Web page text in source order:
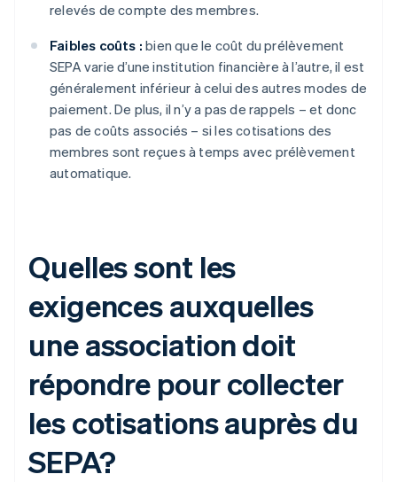
relevés de compte des membres.
Faibles coûts : bien que le coût du prélèvement
SEPA varie d’une institution financière à l’autre, il est
généralement inférieur à celui des autres modes de
paiement. De plus, il n’y a pas de rappels – et donc
pas de coûts associés – si les cotisations des
membres sont reçues à temps avec prélèvement
automatique.
Quelles sont les
exigences auxquelles
une association doit
répondre pour collecter
les cotisations auprès du
SEPA?